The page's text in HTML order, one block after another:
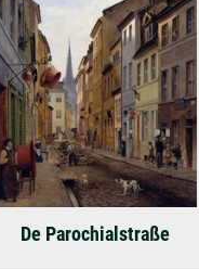
De Parochialstraße